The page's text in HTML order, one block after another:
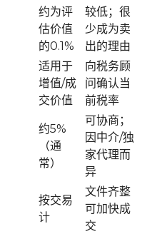
约为评
估价值
的0.1%
较低；很
少成为卖
出的理由
适用于
增值/成
交价值
向税务顾
问确认当
前税率
约5%
（通
常）
可协商；
因中介/独
家代理而
异
按交易
计
文件齐整
可加快成
交